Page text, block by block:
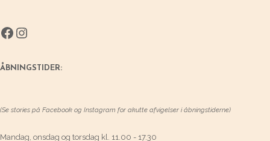
Facebook
Instagram
ÅBNINGSTIDER:
(Se stories på Facebook og Instagram for akutte afvigelser i åbningstiderne)
Mandag, onsdag og torsdag kl. 11.00 - 17.30